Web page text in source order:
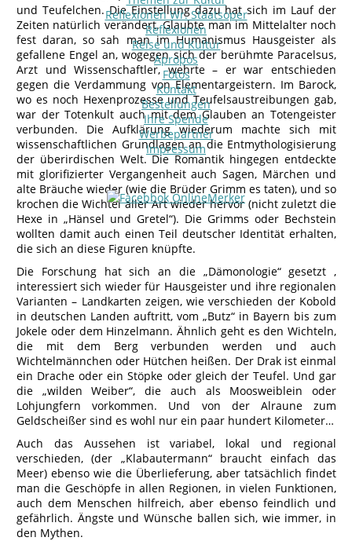
Reflexionen Wr. Staatsoper
Reflexionen
Reise und Kultur
Apropos
Fotos
Kontakt
Bestellungen
Ihre Spende
Werbepartner
Impressum
und Teufelchen. Die Einstellung dazu hat sich im Lauf der
Zeiten natürlich verändert. Glaubte man im Mittelalter noch
fest daran, so sah man im Humanismus Hausgeister als
gefallene Engel an, wogegen sich der berühmte Paracelsus,
Arzt und Wissenschaftler, wehrte – er war entschieden
gegen die Verdammung von Elementargeistern. Im Barock,
wo es noch Hexenprozesse und Teufelsaustreibungen gab,
war der Totenkult auch mit dem Glauben an Totengeister
verbunden. Die Aufklärung wiederum machte sich mit
wissenschaftlichen Grundlagen an die Entmythologisierung
der überirdischen Welt. Die Romantik hingegen entdeckte
mit glorifizierter Vergangenheit auch Sagen, Märchen und
alte Bräuche wieder (wie die Brüder Grimm es taten), und so
krochen die Wichtel aller Art wieder hervor (nicht zuletzt die
Hexe in „Hänsel und Gretel“). Die Grimms oder Bechstein
wollten damit auch einen Teil deutscher Identität erhalten,
die sich an diese Figuren knüpfte.
Die Forschung hat sich an die „Dämonologie“ gesetzt ,
interessiert sich wieder für Hausgeister und ihre regionalen
Varianten – Landkarten zeigen, wie verschieden der Kobold
in deutschen Landen auftritt, vom „Butz“ in Bayern bis zum
Jokele oder dem Hinzelmann. Ähnlich geht es den Wichteln,
die mit dem Berg verbunden werden und auch
Wichtelmännchen oder Hütchen heißen. Der Drak ist einmal
ein Drache oder ein Stöpke oder gleich der Teufel. Und gar
die „wilden Weiber“, die auch als Moosweiblein oder
Lohjungfern vorkommen. Und von der Alraune zum
Geldscheißer sind es wohl nur ein paar hundert Kilometer…
Auch das Aussehen ist variabel, lokal und regional
verschieden, (der „Klabautermann“ braucht einfach das
Meer) ebenso wie die Überlieferung, aber tatsächlich findet
man die Geschöpfe in allen Regionen, in vielen Funktionen,
auch dem Menschen hilfreich, aber ebenso feindlich und
gefährlich. Ängste und Wünsche ballen sich, wie immer, in
den Mythen.